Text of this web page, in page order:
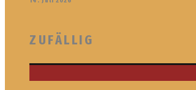
ZUFÄLLIG